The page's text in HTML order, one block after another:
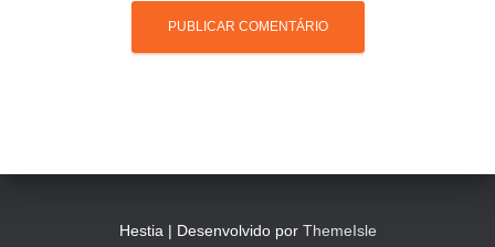
Hestia | Desenvolvido por ThemeIsle